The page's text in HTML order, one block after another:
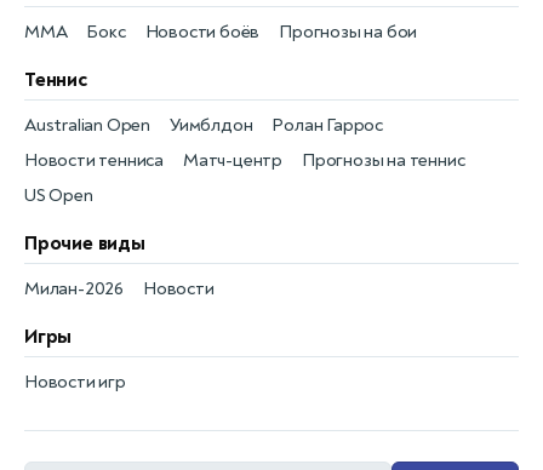
Новости боёв
MMA Прогнозы на бои
Бокс
Теннис
Новости тенниса
Australian Open
Матч-центр
Уимблдон
Прогнозы на теннис
Ролан Гаррос
US Open
Прочие виды
Новости
Милан-2026
Игры
Новости игр